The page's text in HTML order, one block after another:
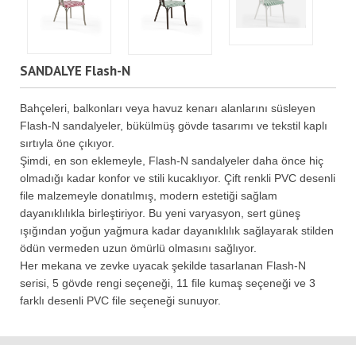
SANDALYE Flash-N
Bahçeleri, balkonları veya havuz kenarı alanlarını süsleyen
Flash-N sandalyeler, bükülmüş gövde tasarımı ve tekstil kaplı
sırtıyla öne çıkıyor.
Şimdi, en son eklemeyle, Flash-N sandalyeler daha önce hiç
olmadığı kadar konfor ve stili kucaklıyor. Çift renkli PVC desenli
file malzemeyle donatılmış, modern estetiği sağlam
dayanıklılıkla birleştiriyor. Bu yeni varyasyon, sert güneş
ışığından yoğun yağmura kadar dayanıklılık sağlayarak stilden
ödün vermeden uzun ömürlü olmasını sağlıyor.
Her mekana ve zevke uyacak şekilde tasarlanan Flash-N
serisi, 5 gövde rengi seçeneği, 11 file kumaş seçeneği ve 3
farklı desenli PVC file seçeneği sunuyor.